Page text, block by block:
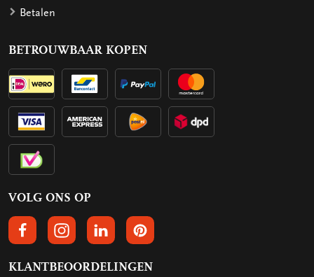
Betalen
BETROUWBAAR KOPEN
VOLG ONS OP
VOLGS ONS OP FACEBOOK
VOLG ONS OP INSTAGRAM
VOLG ONS OP LINKEDIN
VOLG ONS OP PINTEREST
KLANTBEOORDELINGEN